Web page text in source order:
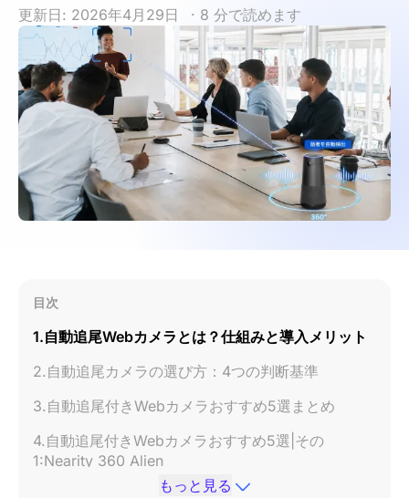
更新日: 2026年4月29日 · 8 分で読めます
目次
1.自動追尾Webカメラとは？仕組みと導入メリット
2.自動追尾カメラの選び方：4つの判断基準
3.自動追尾付きWebカメラおすすめ5選まとめ
4.自動追尾付きWebカメラおすすめ5選|その
1:Nearity 360 Alien
もっと見る